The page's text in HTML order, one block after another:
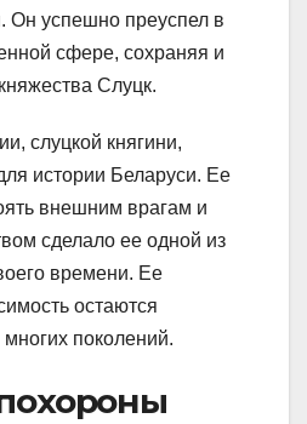
Он успешно преуспел в
сфере, сохраняя и
Слуцк.
слуцкой княгини,
истории Беларуси. Ее
внешним врагам и
сделало ее одной из
времени. Ее
остаются
поколений.